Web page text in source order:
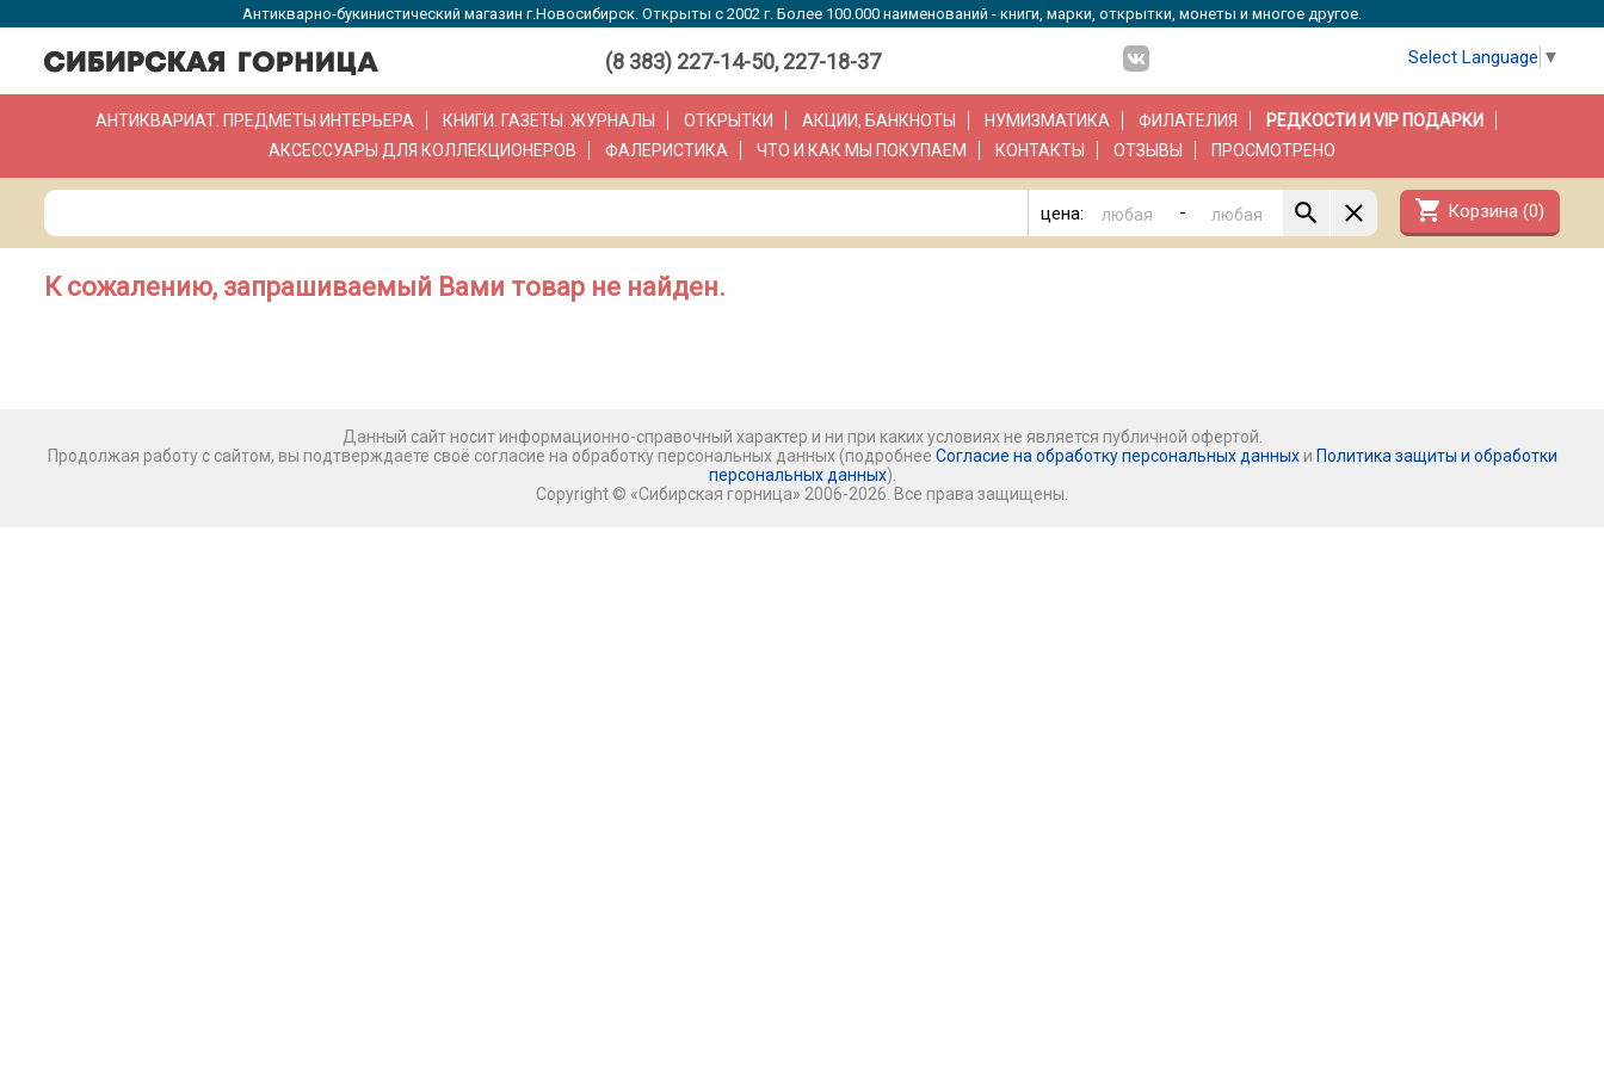
Антикварно-букинистический магазин г.Новосибирск. Открыты с 2002 г. Более 100.000 наименований - книги, марки, открытки, монеты и многое другое.
(8 383) 227-14-50, 227-18-37 Select Language ▼
АНТИКВАРИАТ. ПРЕДМЕТЫ ИНТЕРЬЕРА КНИГИ. ГАЗЕТЫ. ЖУРНАЛЫ ОТКРЫТКИ АКЦИИ, БАНКНОТЫ НУМИЗМАТИКА ФИЛАТЕЛИЯ
РЕДКОСТИ И VIP ПОДАРКИ
АКСЕССУАРЫ ДЛЯ КОЛЛЕКЦИОНЕРОВ
ФАЛЕРИСТИКА ЧТО И КАК МЫ ПОКУПАЕМ КОНТАКТЫ ОТЗЫВЫ ПРОСМОТРЕНО
цена: - shopping_cart Корзина (0)
К сожалению, запрашиваемый Вами товар не найден.
Данный сайт носит информационно-справочный характер и ни при каких условиях не является публичной офертой.
Продолжая работу с сайтом, вы подтверждаете своё согласие на обработку персональных данных (подробнее Согласие на обработку персональных данныхи Политика защиты и обработки
персональных данных).
Copyright © «Сибирская горница» 2006-2026. Все права защищены.